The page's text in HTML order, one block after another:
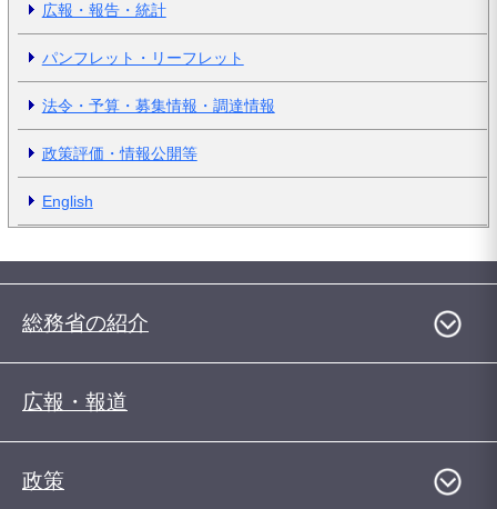
広報・報告・統計
パンフレット・リーフレット
法令・予算・募集情報・調達情報
政策評価・情報公開等
English
総務省の紹介
広報・報道
政策